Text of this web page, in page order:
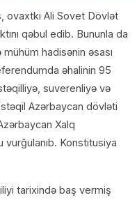
ovaxtkı Ali Sovet Dövlət
qəbul edib. Bununla da
hadisənin əsası
əhalinin 95
suverenliyə və
Azərbaycan dövləti
Xalq
Konstitusiya
tarixində baş vermiş